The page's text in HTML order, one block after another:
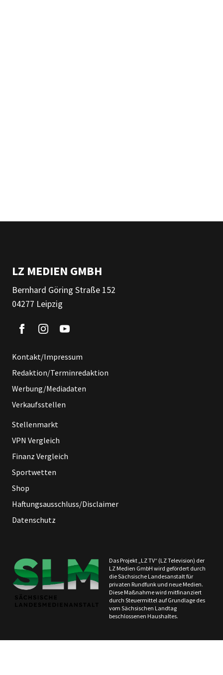
LZ MEDIEN GMBH
Bernhard Göring Straße 152
04277 Leipzig
Kontakt/Impressum
Redaktion/Terminredaktion
Werbung/Mediadaten
Verkaufsstellen
Stellenmarkt
VPN Vergleich
Finanz Vergleich
Sportwetten
Shop
Haftungsausschluss/Disclaimer
Datenschutz
Das Projekt „LZ TV“ (LZ Television) der
LZ Medien GmbH wird gefördert durch
die Sächsische Landesanstalt für
privaten Rundfunk und neue Medien.
Diese Maßnahme wird mitfinanziert
durch Steuermittel auf Grundlage des
vom Sächsischen Landtag
beschlossenen Haushaltes.